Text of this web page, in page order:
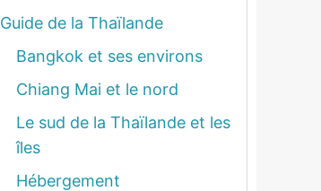
Guide de la Thaïlande
Bangkok et ses environs
Chiang Mai et le nord
Le sud de la Thaïlande et les
îles
Hébergement